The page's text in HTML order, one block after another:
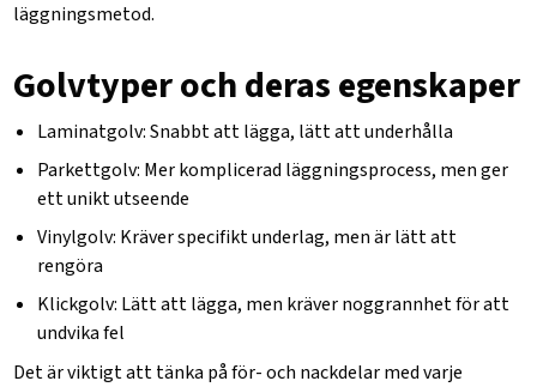
läggningsmetod.
Golvtyper och deras egenskaper
Laminatgolv: Snabbt att lägga, lätt att underhålla
Parkettgolv: Mer komplicerad läggningsprocess, men ger
ett unikt utseende
Vinylgolv: Kräver specifikt underlag, men är lätt att
rengöra
Klickgolv: Lätt att lägga, men kräver noggrannhet för att
undvika fel
Det är viktigt att tänka på för- och nackdelar med varje